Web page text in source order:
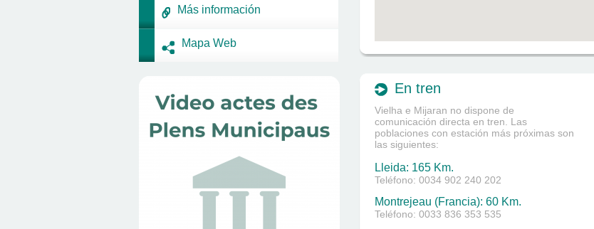
Más información
Mapa Web
En tren
Vielha e Mijaran no dispone de
comunicación directa en tren. Las
poblaciones con estación más próximas son
las siguientes:
Lleida: 165 Km.
Teléfono: 0034 902 240 202
Montrejeau (Francia): 60 Km.
Teléfono: 0033 836 353 535